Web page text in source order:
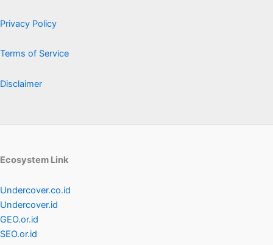
Privacy Policy
Terms of Service
Disclaimer
Ecosystem Link
Undercover.co.id
Undercover.id
GEO.or.id
SEO.or.id